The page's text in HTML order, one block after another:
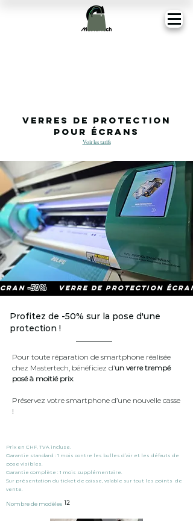
Verres de Protection
pour écrans
Voir les tarifs
-50% VERRE DE PROTECTION écran
Profitez de -50% sur la pose d'une
protection !
Pour toute réparation de smartphone réalisée
chez Mastertech, bénéficiez d’un verre trempé
posé à moitié prix.
Préservez votre smartphone d’une nouvelle casse
!
Prix en CHF, TVA incluse.
Garantie standard : 1 mois contre les bulles d’air et les défauts de
pose visibles.
Garantie complète : 1 mois supplémentaire.
Sur présentation du ticket de caisse, valable sur tout les points de
vente.
Nombre de modèles 12